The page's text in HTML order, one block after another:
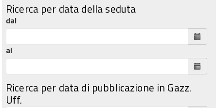
Ricerca per data della seduta
dal
al
Ricerca per data di pubblicazione in Gazz.
Uff.